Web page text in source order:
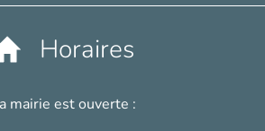
Horaires
mairie est ouverte :